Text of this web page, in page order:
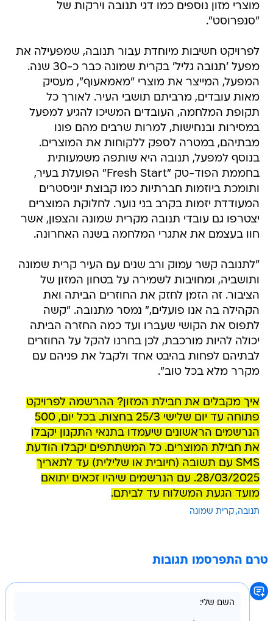
מוצרי מזון נוספים כמו דגי תנובה וירקות של
"סנפרוסט".
לפרויקט חשיבות מיוחדת עבור תנובה, שמפעילה את
מפעל 'תנובה גליל' בקרית שמונה כבר כ-30 שנה.
המפעל, המייצר את מוצרי "מאמאעוף", מעסיק
מאות עובדים, מרביתם תושבי העיר. לאורך כל
תקופת המלחמה, העובדים המשיכו להגיע למפעל
במסירות ובנחישות, למרות שרבים מהם פונו
מבתיהם, במטרה לספק ללקוחות את המוצרים.
בנוסף למפעל, תנובה היא שותפה משמעותית
בחממת הפוד-טק "Fresh Start" הפועלת בעיר,
ותומכת ביוזמות חברתיות כמו קבוצת יוניסטרים
המעודדת יזמות בקרב בני נוער. לחלוקת המוצרים
יצטרפו גם עובדי תנובה מקרית שמונה והצפון, אשר
חוו בעצמם את אתגרי המלחמה בשנה האחרונה.
"לתנובה קשר עמוק ורב שנים עם העיר קרית שמונה
ותושביה, ומחויבות לשמירה על בטחון המזון של
הציבור. זה הזמן לחזק את החוזרים הביתה ואת
הקהילה בה אנו פועלים," נמסר מתנובה. "קשה
לתפוס את הקושי שעברו ועד כמה החזרה הביתה
יכולה להיות מורכבת, לכן בחרנו להקל על החוזרים
לבתיהם לפחות בהיבט אחד ולקבל את פניהם עם
מקרר מלא בכל טוב".
איך מקבלים את חבילת המזון? ההרשמה לפרויקט
פתוחה עד יום שלישי 25/3 בחצות. בכל יום, 500
הנרשמים הראשונים שיעמדו בתנאי התקנון יקבלו
את חבילת המוצרים. כל המשתתפים יקבלו הודעת
SMS עם תשובה (חיובית או שלילית) עד לתאריך
28/03/2025. עם הנרשמים שיהיו זכאים יתואם
מועד הגעת המשלוח עד לביתם.
תנובה קרית שמונה
טרם התפרסמו תגובות